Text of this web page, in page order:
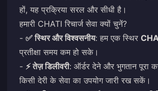
हों, यह प्रक्रिया सरल और सीधी है।
हमारी CHATI रिचार्ज सेवा क्यों चुनें?
- ✅ स्थिर और विश्वसनीय: हम एक स्थिर
प्रतीक्षा समय कम हो सके।
- ⚡ तेज़ डिलीवरी: ऑर्डर देने और भुगतान पूरा
किसी देरी के सेवा का उपयोग जारी रख सकें।